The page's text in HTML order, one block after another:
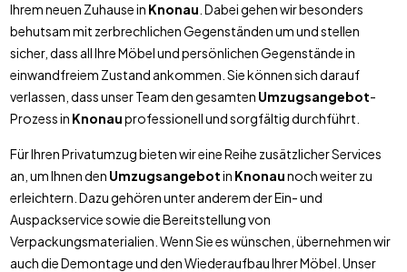
Ihrem neuen Zuhause in Knonau . Dabei gehen wir besonders
behutsam mit zerbrechlichen Gegenständen um und stellen
sicher, dass all Ihre Möbel und persönlichen Gegenstände in
einwandfreiem Zustand ankommen. Sie können sich darauf
verlassen, dass unser Team den gesamten Umzugsangebot-
Prozess in Knonauprofessionell und sorgfältig durchführt.
Für Ihren Privatumzug bieten wir eine Reihe zusätzlicher Services
an, um Ihnen den Umzugsangebotin Knonaunoch weiter zu
erleichtern. Dazu gehören unter anderem der Ein- und
Auspackservice sowie die Bereitstellung von
Verpackungsmaterialien. Wenn Sie es wünschen, übernehmen wir
auch die Demontage und den Wiederaufbau Ihrer Möbel. Unser